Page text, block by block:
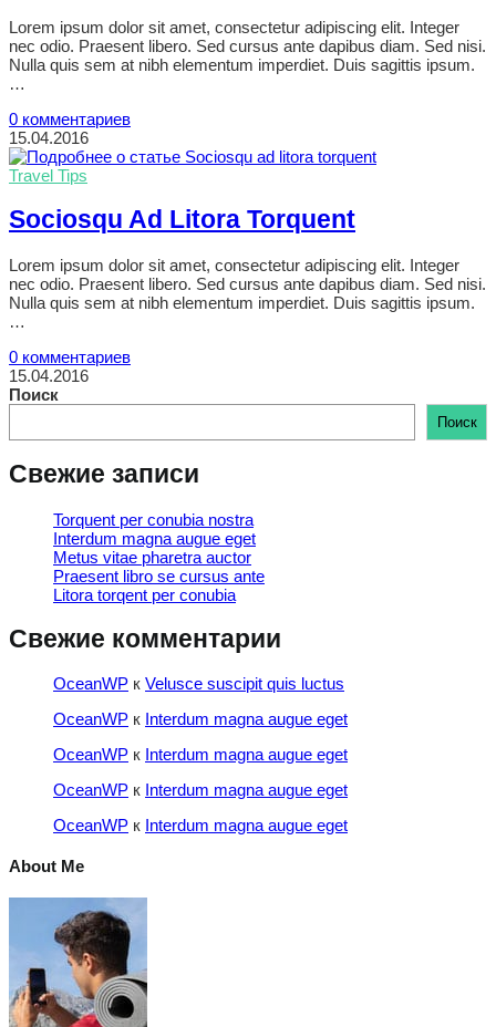
Lorem ipsum dolor sit amet, consectetur adipiscing elit. Integer
nec odio. Praesent libero. Sed cursus ante dapibus diam. Sed nisi.
Nulla quis sem at nibh elementum imperdiet. Duis sagittis ipsum.
…
0 комментариев
15.04.2016
Travel Tips
Sociosqu Ad Litora Torquent
Lorem ipsum dolor sit amet, consectetur adipiscing elit. Integer
nec odio. Praesent libero. Sed cursus ante dapibus diam. Sed nisi.
Nulla quis sem at nibh elementum imperdiet. Duis sagittis ipsum.
…
0 комментариев
15.04.2016
Поиск
Поиск
Свежие записи
Torquent per conubia nostra
Interdum magna augue eget
Metus vitae pharetra auctor
Praesent libro se cursus ante
Litora torqent per conubia
Свежие комментарии
OceanWP к Velusce suscipit quis luctus
OceanWP к Interdum magna augue eget
OceanWP к Interdum magna augue eget
OceanWP к Interdum magna augue eget
OceanWP к Interdum magna augue eget
About Me